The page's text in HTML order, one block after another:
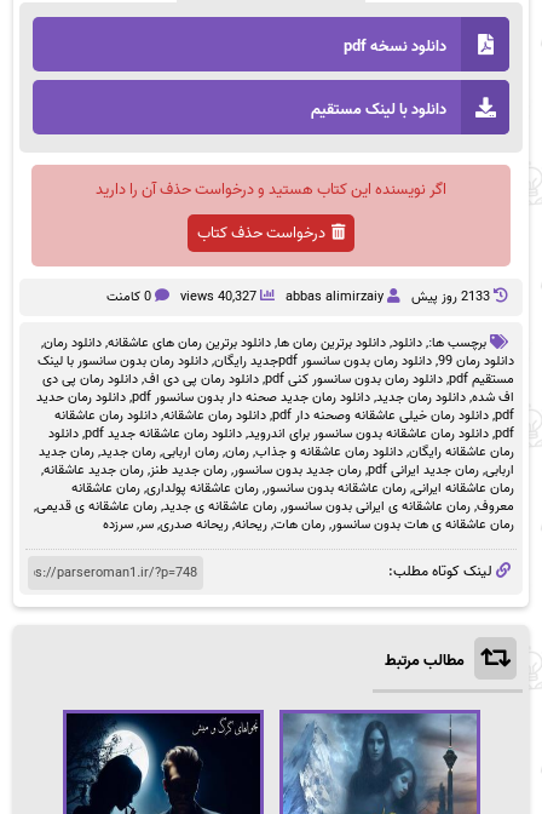
دانلود نسخه pdf
دانلود با لینک مستقیم
اگر نویسنده این کتاب هستید و درخواست حذف آن را دارید
درخواست حذف کتاب
2133 روز پيش abbas alimirzaiy
40,327 views 0 کامنت
برچسب ها:,دانلود,دانلود برترین رمان ها,دانلود برترین رمان های عاشقانه,دانلود رمان,
دانلود رمان 99
,دانلود رمان بدون سانسور pdfجدید رایگان ,دانلود رمان بدون سانسور با لینک
مستقیم pdf
,دانلود رمان بدون سانسور کنی pdf ,دانلود رمان پی دی اف,دانلود رمان پی دی
اف شده,دانلود رمان جدید,دانلود رمان جدید صحنه دار بدون سانسور pdf ,دانلود رمان حدید
pdf
,دانلود رمان خیلی عاشقانه وصحنه دار pdf ,دانلود رمان عاشقانه,دانلود رمان عاشقانه
pdf
,دانلود رمان عاشقانه بدون سانسور برای اندروید,دانلود رمان عاشقانه جدید pdf ,دانلود
رمان عاشقانه رایگان,دانلود رمان عاشقانه و جذاب,رمان,رمان اربابی,رمان جدید,رمان جدید
اربابی,رمان جدید ایرانی pdf ,رمان جدید بدون سانسور,رمان جدید طنز,رمان جدید عاشقانه,
رمان عاشقانه ایرانی,رمان عاشقانه بدون سانسور,رمان عاشقانه پولداری,رمان عاشقانه
معروف,رمان عاشقانه ی ایرانی بدون سانسور,رمان عاشقانه ی جدید,رمان عاشقانه ی قدیمی,
رمان عاشقانه ی هات بدون سانسور,رمان هات,ریحانه,ریحانه صدری,سر,سرزده
لینک کوتاه مطلب:
مطالب مرتبط